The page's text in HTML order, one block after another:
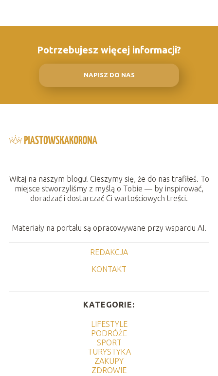
Potrzebujesz więcej informacji?
NAPISZ DO NAS
Witaj na naszym blogu! Cieszymy się, że do nas trafiłeś. To
miejsce stworzyliśmy z myślą o Tobie — by inspirować,
doradzać i dostarczać Ci wartościowych treści.
Materiały na portalu są opracowywane przy wsparciu AI.
REDAKCJA
KONTAKT
KATEGORIE:
LIFESTYLE
PODRÓŻE
SPORT
TURYSTYKA
ZAKUPY
ZDROWIE